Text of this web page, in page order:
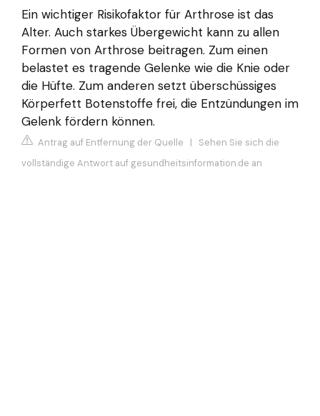
Ein wichtiger Risikofaktor für Arthrose ist das
Alter. Auch starkes Übergewicht kann zu allen
Formen von Arthrose beitragen. Zum einen
belastet es tragende Gelenke wie die Knie oder
die Hüfte. Zum anderen setzt überschüssiges
Körperfett Botenstoffe frei, die Entzündungen im
Gelenk fördern können.
Antrag auf Entfernung der Quelle | Sehen Sie sich die
vollständige Antwort auf gesundheitsinformation.de an